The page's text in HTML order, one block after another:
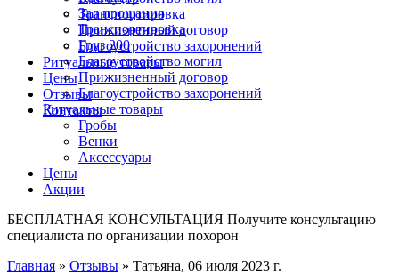
Транспортировка
Прижизненный договор
Благоустройство захоронений
Ритуальные товары
Цены
Отзывы
Контакты
Зал прощания
Транспортировка
Груз 200
Благоустройство могил
Прижизненный договор
Благоустройство захоронений
Ритуальные товары
Гробы
Венки
Аксессуары
Цены
Акции
БЕСПЛАТНАЯ КОНСУЛЬТАЦИЯ Получите консультацию
специалиста по организации похорон
Главная » Отзывы » Татьяна, 06 июля 2023 г.